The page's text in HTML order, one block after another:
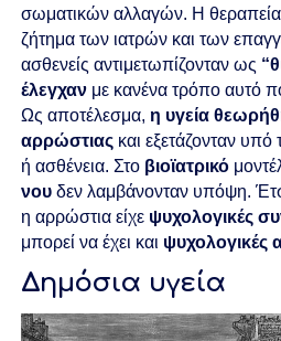
σωματικών αλλαγών. Η θεραπεία
ζήτημα των ιατρών και των
ασθενείς αντιμετωπίζονταν ως
έλεγχαν με κανένα τρόπο αυτό
Ως αποτέλεσμα, η υγεία
αρρώστιας και εξετάζονταν
ή ασθένεια. Στο βιοϊατρικό
νου δεν λαμβάνονταν υπόψη.
η αρρώστια είχε ψυχολογικές
μπορεί να έχει και ψυχολογικές
Δημόσια υγεία